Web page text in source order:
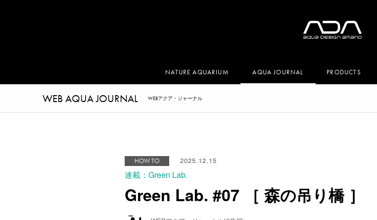
NATURE AQUARIUM AQUA JOURNAL PRODUCTS
WEB AQUA JOURNAL WEBアクア・ジャーナル
HOW TO 2025.12.15
連載：Green Lab.
Green Lab. #07 ［ 森の吊り橋 ］